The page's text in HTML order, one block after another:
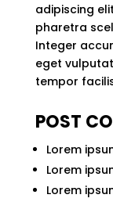
adipiscing
pharetra
Integer
eget
tempor
POST
Lorem
Lorem
Lorem